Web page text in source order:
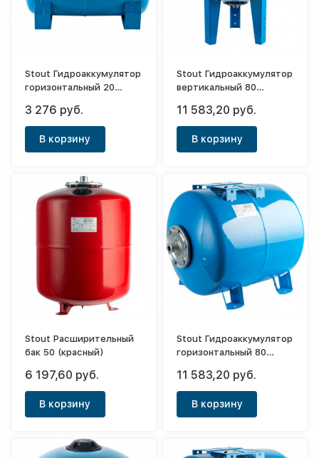
Stout Гидроаккумулятор
горизонтальный 20
3 276 руб.
В корзину
Stout Гидроаккумулятор
вертикальный 80
11 583,20 руб.
В корзину
Stout Расширительный
бак 50 (красный)
6 197,60 руб.
В корзину
Stout Гидроаккумулятор
горизонтальный 80
11 583,20 руб.
В корзину